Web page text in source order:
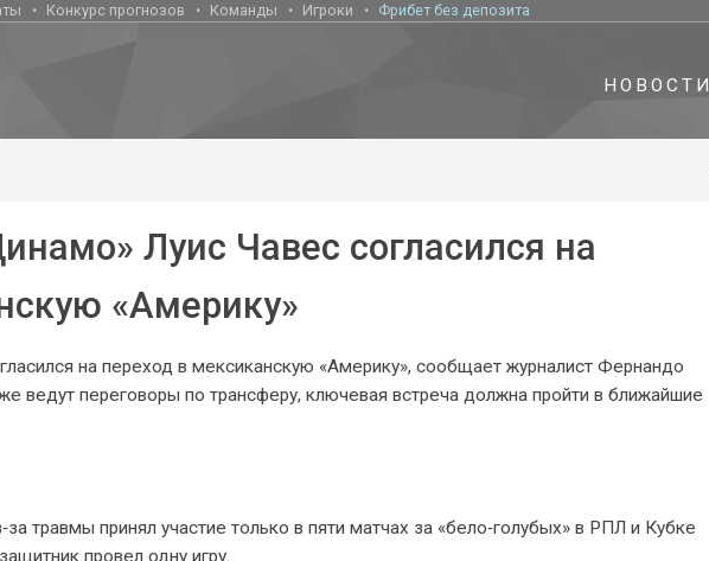
Конкурс прогнозов Команды Игроки Фрибет без депозита
НОВОСТИ
Луис Чавес согласился на
«Америку»
на переход в мексиканскую «Америку», сообщает журналист Фернандо
ведут переговоры по трансферу, ключевая встреча должна пройти в ближайшие
травмы принял участие только в пяти матчах за «бело‑голубых» в РПЛ и Кубке
провел одну игру.